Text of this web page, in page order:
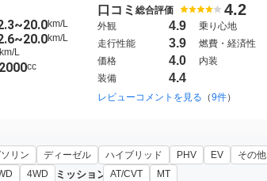
132）
km/L
km/L
km/L
cc
口コミ 総合評価 4.2
外観 4.9 乗り心地
走行性能 3.9 燃費・経済性
価格 4.0 内装
装備 4.4
レビューコメントを見る （9件）
リン ディーゼル ハイブリッド PHV EV その他
4WD ミッション AT/CVT MT